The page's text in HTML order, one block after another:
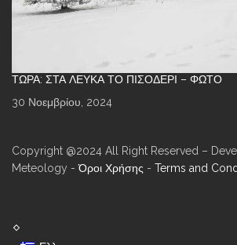
ΤΏΡΑ: ΣΤΑ ΛΕΥΚΆ ΤΟ ΠΙΣΟΔΈΡΙ – ΦΩΤΌ
30 Νοεμβρίου, 2024
Copyright @2024 All Right Reserved –
Meteology -Όροι Χρήσης - Terms and